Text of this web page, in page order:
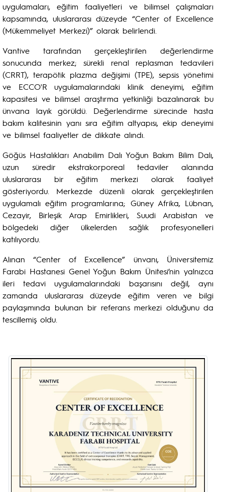
uygulamaları, eğitim faaliyetleri ve bilimsel çalışmaları
kapsamında, uluslararası düzeyde “Center of Excellence
(Mükemmeliyet Merkezi)” olarak belirlendi.
Vantive tarafından gerçekleştirilen değerlendirme
sonucunda merkez; sürekli renal replasman tedavileri
(CRRT), terapötik plazma değişimi (TPE), sepsis yönetimi
ve ECCO'R uygulamalarındaki klinik deneyimi, eğitim
kapasitesi ve bilimsel araştırma yetkinliği bazalınarak bu
ünvana layık görüldü. Değerlendirme sürecinde hasta
bakım kalitesinin yanı sıra eğitim altyapısı, ekip deneyimi
ve bilimsel faaliyetler de dikkate alındı.
Göğüs Hastalıkları Anabilim Dalı Yoğun Bakım Bilim Dalı,
uzun süredir ekstrakorporeal tedaviler alanında
uluslararası bir eğitim merkezi olarak faaliyet
gösteriyordu. Merkezde düzenli olarak gerçekleştirilen
uygulamalı eğitim programlarına; Güney Afrika, Lübnan,
Cezayir, Birleşik Arap Emirlikleri, Suudi Arabistan ve
bölgedeki diğer ülkelerden sağlık profesyonelleri
katılıyordu.
Alınan “Center of Excellence” ünvanı, Üniversitemiz
Farabi Hastanesi Genel Yoğun Bakım Ünitesi’nin yalnızca
ileri tedavi uygulamalarındaki başarısını değil, aynı
zamanda uluslararası düzeyde eğitim veren ve bilgi
paylaşımında bulunan bir referans merkezi olduğunu da
tescillemiş oldu.